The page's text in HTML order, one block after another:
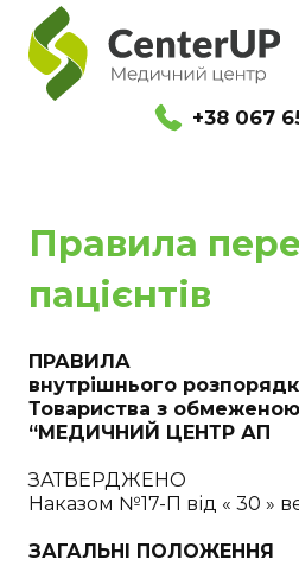
+38 067
Правила
пацієнтів
ПРАВИЛА
внутрішнього
Товариства з обмеженою
“МЕДИЧНИЙ ЦЕНТР АП
ЗАТВЕРДЖЕНО
Наказом №17-П від « 30 »
ЗАГАЛЬНІ ПОЛОЖЕННЯ